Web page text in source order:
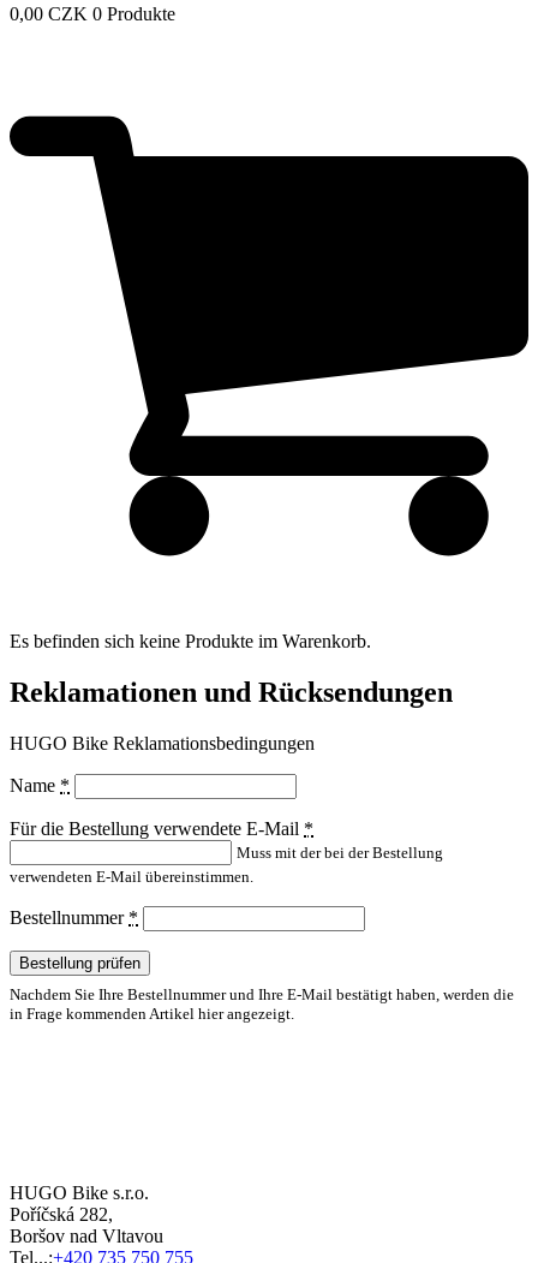
0,00 CZK 0 Produkte
Es befinden sich keine Produkte im Warenkorb.
Reklamationen und Rücksendungen
HUGO Bike Reklamationsbedingungen
Name *
Für die Bestellung verwendete E-Mail *
Muss mit der bei der Bestellung
verwendeten E-Mail übereinstimmen.
Bestellnummer *
Bestellung prüfen
Nachdem Sie Ihre Bestellnummer und Ihre E-Mail bestätigt haben, werden die
in Frage kommenden Artikel hier angezeigt.
HUGO Bike s.r.o.
Poříčská 282,
Boršov nad Vltavou
Tel...:+420 735 750 755